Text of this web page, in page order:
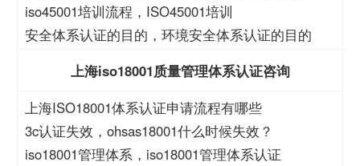
心
iso45001培训流程，ISO45001培训
安全体系认证的目的，环境安全体系认证的目的
上海iso18001质量管理体系认证咨询
上海ISO18001体系认证申请流程有哪些
3c认证失效，ohsas18001什么时候失效？
iso18001管理体系，iso18001管理体系认证